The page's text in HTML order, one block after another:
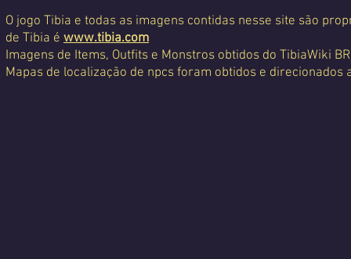
O jogo Tibia e todas as imagens contidas nesse site são
de Tibia é www.tibia.com
Imagens de Items, Outfits e Monstros obtidos do TibiaWiki
Mapas de localização de npcs foram obtidos e direcionados